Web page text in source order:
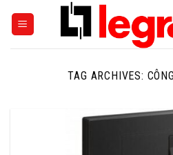
TAG ARCHIVES: